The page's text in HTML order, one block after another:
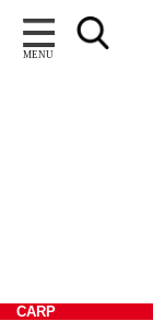
MENU
CARP